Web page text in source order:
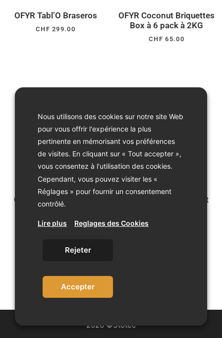
OFYR Tabl’O Braseros
CHF 299.00
OFYR Coconut Briquettes
Box à 6 pack à 2KG
CHF 65.00
OFYR Tabl’O Cast Iron
OFYR Tabl’O Placemat
2026 ©Stotec
Nous utilisons des cookies sur notre site Web
pour vous offrir l'expérience la plus
pertinente en mémorisant vos préférences
de visites. En cliquant sur « Tout accepter »,
vous consentez à l'utilisation des cookies.
Cependant, vous pouvez visiter les «
Réglages » pour fournir un consentement
contrôlé.
Lire plus Reglages des Cookies
Rejeter
Accepter